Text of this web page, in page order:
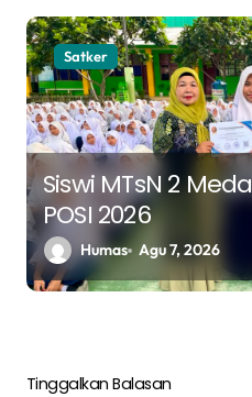
Satker
Siswi MTsN 2
POSI 2026
Humas Agu 7, 2026
Tinggalkan Balasan